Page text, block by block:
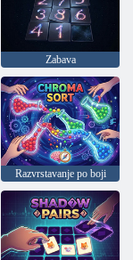
Zabava
Razvrstavanje po boji